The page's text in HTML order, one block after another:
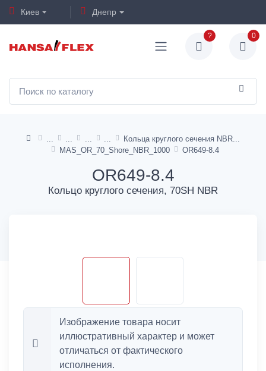
Киев Днепр
? 0
Кольца круглого сечения NBR
MAS_OR_70_Shore_NBR_1000
OR649-8.4
OR649-8.4
Кольцо круглого сечения, 70SH NBR
Изображение товара носит
иллюстративный характер и может
отличаться от фактического
исполнения.